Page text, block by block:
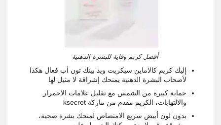
أفضل كريم وقاية للبشرة الدهنية
إليك كريم كالاماين سيكريت ويذ بينك تون أب فعال هكذا
لأصحاب البشرة الدهنية يمنحك إشراقة لا مثيل لها
حماية كبيرة من الشمس مع تقليل علامات الاحمرار
والالتهابات، الكريم مقدم من ماركة
بدون لون أبيض سريع الامتصاص لمنحك بشرة صحية،